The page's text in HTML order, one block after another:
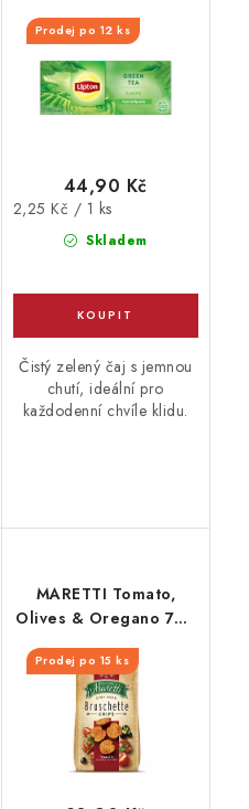
Prodej po 12 ks
Skladem
44,90 Kč
Měrná
2,25 Kč / 1 ks
Čistý zelený čaj s jemnou
chutí, ideální pro
každodenní chvíle klidu.
MARETTI Tomato,
Olives & Oregano 70g
Prodej po 15 ks